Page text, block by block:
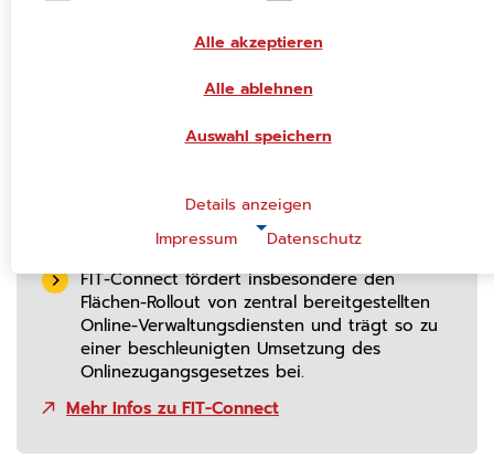
Online-Antragsdiensten bei der Umsetzung
verschlüsselten Kommunikation zwischen
Fachbehörden.
Verwaltungsdienste mit den Systemen zur
Antragsbearbeitung in Bund, Ländern und
Kommunen.
FIT-Connect fördert insbesondere den
Flächen-Rollout von zentral bereitgestellten
Online-Verwaltungsdiensten und trägt so zu
einer beschleunigten Umsetzung des
Onlinezugangsgesetzes bei.
Mehr Infos zu FIT-Connect
Alle akzeptieren
Alle ablehnen
Auswahl speichern
Details anzeigen
NOTWENDIGE COOKIES
Notwendige Cookies ermöglichen grundlegende
Funktionen und sind für die einwandfreie Funktion der
Website erforderlich.
Einverständnis-Cookie
cookie_consent
Impressum Datenschutz